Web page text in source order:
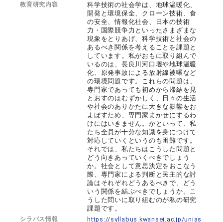
教育研究内容
科学技術の社会学は、地球温暖化、
開発と環境保全、クローン技術、食
の安全、情報化社会、日本の技術
力・国際競争力といったさまざまな
現象をとりあげ、科学技術と社会の
あるべき関係を考えることを課題と
しています。私がおもに取り組んで
いるのは、長良川河口堰や地球温暖
化、原発事故による放射線被曝など
の環境問題です。これらの問題は、
専門家であっても初めから帰結を見
とおすのはむずかしく、日々の生活
や社会のありかたに大きな影響をお
よぼすため、専門家まかせにするわ
けにはいきません。かといって、私
たち全員が十分な知識を身につけて
対応していくというのも困難です。
それでは、私たちはこうした問題と
どう向きあっていくべきでしょう
か。社会として意思決定をおこなう
際、専門家による判断と民主的な討
論はそれぞれどうあるべきで、どう
いう関係を結ぶべきでしょうか。こ
うした問いに取り組むのが私の研究
課題です。
シラバス情報
https://syllabus.kwansei.ac.jp/unias